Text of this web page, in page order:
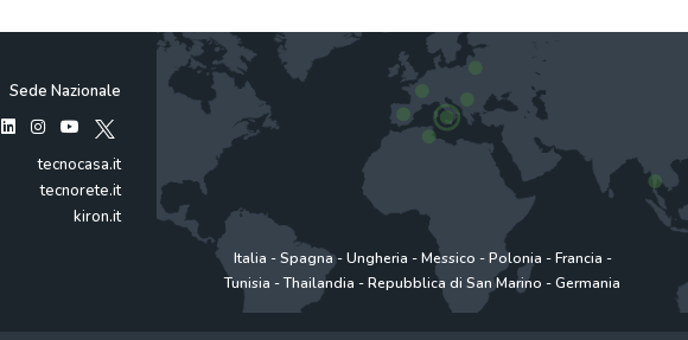
Sede Nazionale
tecnocasa.it
tecnorete.it
kiron.it
Italia -Spagna-Ungheria -Messico -Polonia -Francia -
Tunisia -Thailandia -Repubblica di San Marino -Germania